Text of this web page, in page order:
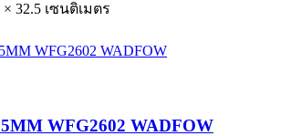
× 32.5 เซนติเมตร
WFG2602 WADFOW